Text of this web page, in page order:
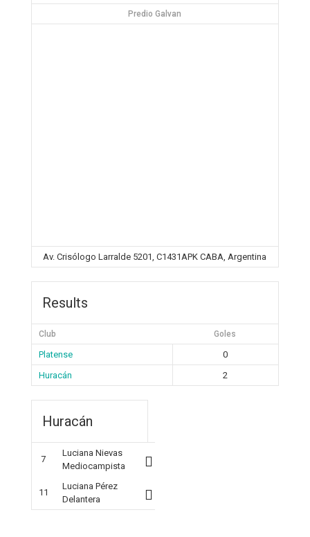
Predio Galvan
Av. Crisólogo Larralde 5201, C1431APK CABA, Argentina
Results
Club Goles
Platense
0
Huracán
2
Huracán
7
Luciana Nievas
Mediocampista
11
Luciana Pérez
Delantera